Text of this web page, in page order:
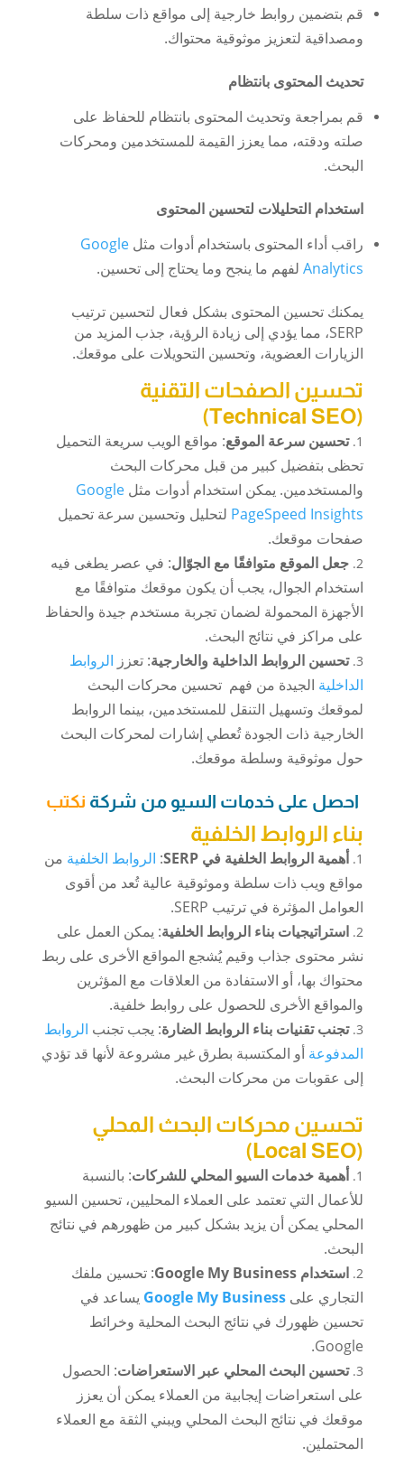
قم بتضمين روابط خارجية إلى مواقع ذات سلطة
ومصداقية لتعزيز موثوقية محتواك.
تحديث المحتوى بانتظام
قم بمراجعة وتحديث المحتوى بانتظام للحفاظ على
صلته ودقته، مما يعزز القيمة للمستخدمين ومحركات
البحث.
استخدام التحليلات لتحسين المحتوى
راقب أداء المحتوى باستخدام أدوات مثل Google
Analyticsلفهم ما ينجح وما يحتاج إلى تحسين.
يمكنك تحسين المحتوى بشكل فعال لتحسين ترتيب
SERP، مما يؤدي إلى زيادة الرؤية، جذب المزيد من
الزيارات العضوية، وتحسين التحويلات على موقعك.
تحسين الصفحات التقنية
(Technical SEO)
تحسين سرعة الموقع: مواقع الويب سريعة التحميل
تحظى بتفضيل كبير من قبل محركات البحث
والمستخدمين. يمكن استخدام أدوات مثل Google
PageSpeed Insights لتحليل وتحسين سرعة تحميل
صفحات موقعك.
جعل الموقع متوافقًا مع الجوّال: في عصر يطغى فيه
استخدام الجوال، يجب أن يكون موقعك متوافقًا مع
الأجهزة المحمولة لضمان تجربة مستخدم جيدة والحفاظ
على مراكز في نتائج البحث.
تحسين الروابط الداخلية والخارجية: تعزز الروابط
الداخلية الجيدة من فهم تحسين محركات البحث
لموقعك وتسهيل التنقل للمستخدمين، بينما الروابط
الخارجية ذات الجودة تُعطي إشارات لمحركات البحث
حول موثوقية وسلطة موقعك.
احصل على خدمات السيو من شركة نكتب
بناء الروابط الخلفية
أهمية الروابط الخلفية في SERP : الروابط الخلفية من
مواقع ويب ذات سلطة وموثوقية عالية تُعد من أقوى
العوامل المؤثرة في ترتيب SERP.
استراتيجيات بناء الروابط الخلفية: يمكن العمل على
نشر محتوى جذاب وقيم يُشجع المواقع الأخرى على ربط
محتواك بها، أو الاستفادة من العلاقات مع المؤثرين
والمواقع الأخرى للحصول على روابط خلفية.
تجنب تقنيات بناء الروابط الضارة: يجب تجنب الروابط
المدفوعة أو المكتسبة بطرق غير مشروعة لأنها قد تؤدي
إلى عقوبات من محركات البحث.
تحسين محركات البحث المحلي
(Local SEO)
أهمية خدمات السيو المحلي للشركات: بالنسبة
للأعمال التي تعتمد على العملاء المحليين، تحسين السيو
المحلي يمكن أن يزيد بشكل كبير من ظهورهم في نتائج
البحث.
استخدام Google My Business
: تحسين ملفك
التجاري على Google My Business يساعد في
تحسين ظهورك في نتائج البحث المحلية وخرائط
Google.
تحسين البحث المحلي عبر الاستعراضات: الحصول
على استعراضات إيجابية من العملاء يمكن أن يعزز
موقعك في نتائج البحث المحلي ويبني الثقة مع العملاء
المحتملين.